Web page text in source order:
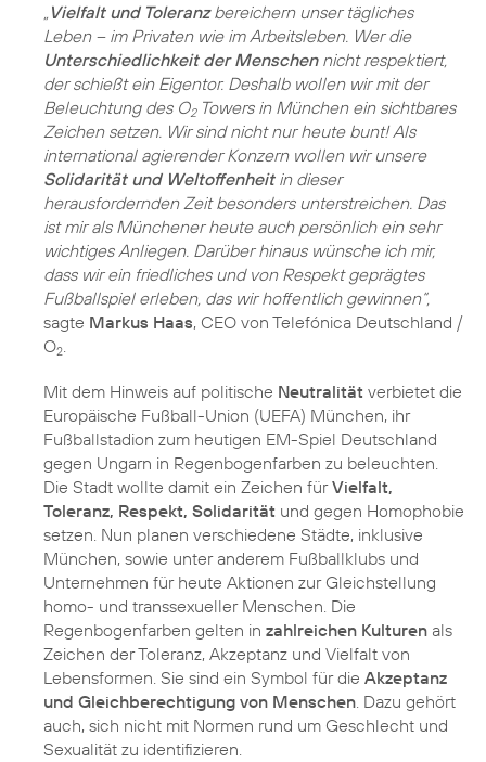
„Vielfalt und Toleranzbereichern unser tägliches
Leben – im Privaten wie im Arbeitsleben. Wer die
Unterschiedlichkeit der Menschennicht respektiert,
der schießt ein Eigentor. Deshalb wollen wir mit der
Beleuchtung des O2Towers in München ein sichtbares
Zeichen setzen. Wir sind nicht nur heute bunt! Als
international agierender Konzern wollen wir unsere
Solidarität und Weltoffenheitin dieser
herausfordernden Zeit besonders unterstreichen. Das
ist mir als Münchener heute auch persönlich ein sehr
wichtiges Anliegen. Darüber hinaus wünsche ich mir,
dass wir ein friedliches und von Respekt geprägtes
Fußballspiel erleben, das wir hoffentlich gewinnen“,
sagte Markus Haas, CEO von Telefónica Deutschland /
O2
Mit dem Hinweis auf politische Neutralität verbietet die
Europäische Fußball-Union (UEFA) München, ihr
Fußballstadion zum heutigen EM-Spiel Deutschland
gegen Ungarn in Regenbogenfarben zu beleuchten.
Die Stadt wollte damit ein Zeichen fürVielfalt,
Toleranz, Respekt, Solidarität und gegen Homophobie
setzen. Nun planen verschiedene Städte, inklusive
München, sowie unter anderem Fußballklubs und
Unternehmen für heute Aktionen zur Gleichstellung
homo- und transsexueller Menschen. Die
Regenbogenfarben gelten in zahlreichen Kulturen als
Zeichen der Toleranz, Akzeptanz und Vielfalt von
Lebensformen. Sie sind ein Symbol für die Akzeptanz
und Gleichberechtigung von Menschen. Dazu gehört
auch, sich nicht mit Normen rund um Geschlecht und
Sexualität zu identifizieren.